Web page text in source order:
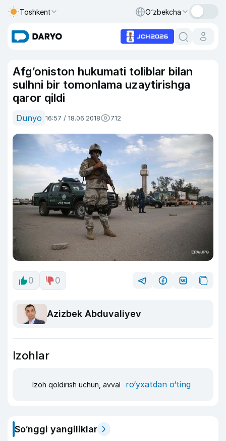
Toshkent O‘zbekcha
Afg‘oniston hukumati toliblar bilan
sulhni bir tomonlama uzaytirishga
qaror qildi
Dunyo 16:57 / 18.06.2018 712
0 0
Azizbek Abduvaliyev
Izohlar
Izoh qoldirish uchun, avval ro‘yxatdan o‘ting
So‘nggi yangiliklar